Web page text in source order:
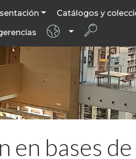
Catálogos y
en bases